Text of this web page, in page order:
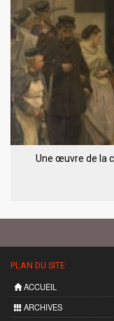
Une œuvre de la
PLAN DU SITE
ACCUEIL
ARCHIVES